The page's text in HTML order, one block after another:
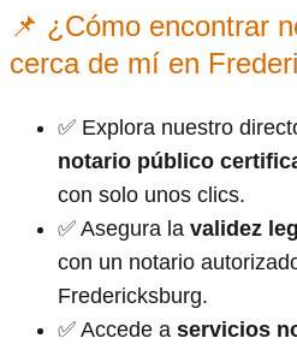
📌 ¿Cómo encontrar
cerca de mí en
✅ Explora nuestro
notario público
con solo unos clics.
✅ Asegura la validez
con un notario
Fredericksburg.
✅ Accede a servicios